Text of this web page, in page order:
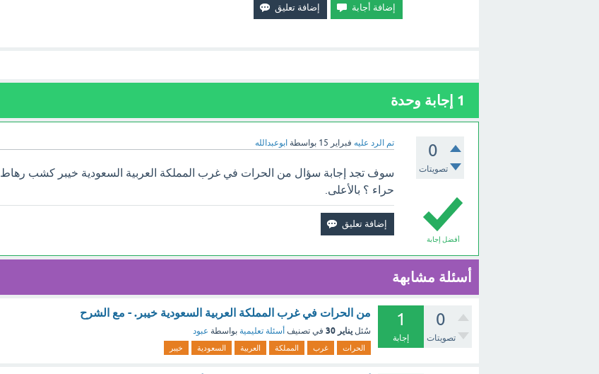
1 إجابة وحدة
0
تصويتات
تم الرد عليه فبراير 15 بواسطة ابوعبدالله
أفضل إجابة
سوف تجد إجابة سؤال من الحرات في غرب المملكة العربية السعودية خيبر كشب رهاط
حراء ؟ بالأعلى.
أسئلة مشابهة
0
تصويتات
1
إجابة
من الحرات في غرب المملكة العربية السعودية خيبر. - مع الشرح
سُئل يناير 30 في تصنيف أسئلة تعليمية بواسطة عبود
الحرات غرب المملكة العربية السعودية خيبر